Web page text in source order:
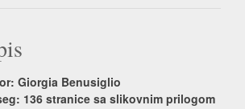
Giorgia Benusiglio
136 stranice sa slikovnim prilogom